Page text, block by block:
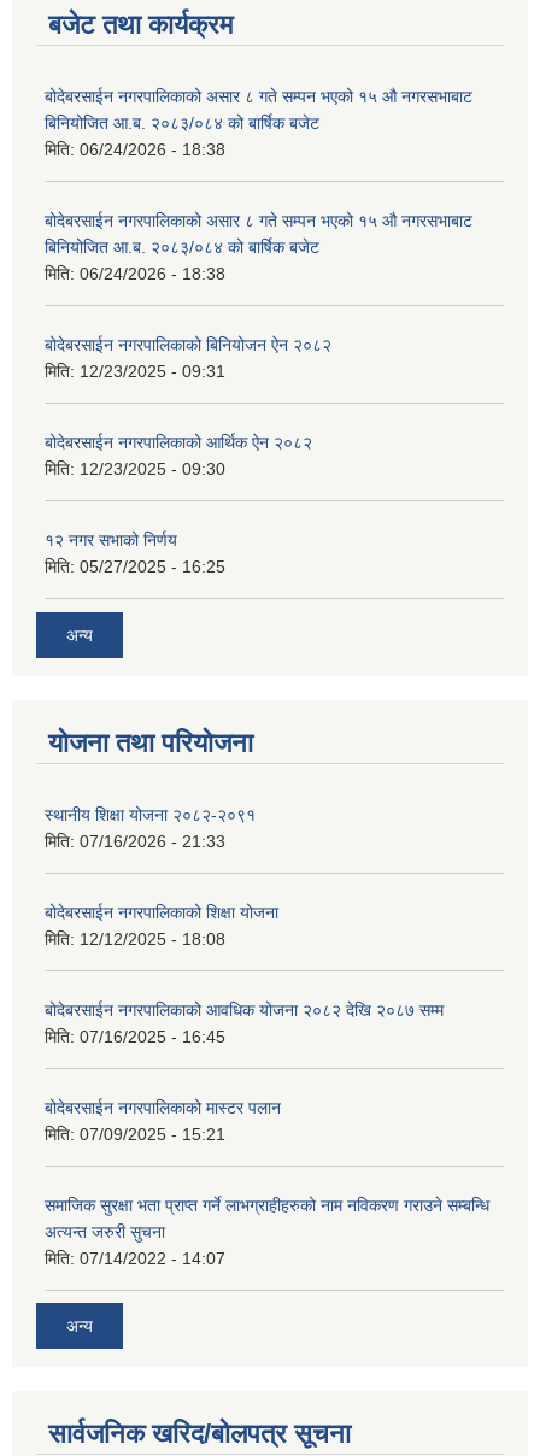
बजेट तथा कार्यक्रम
बोदेबरसाईन नगरपालिकाको असार ८ गते सम्पन भएको १५ ‍‍‍औ नगरसभाबाट
बिनियोजित आ.ब. २०८३/०८४ को बार्षिक बजेट
मिति: 06/24/2026 - 18:38
बोदेबरसाईन नगरपालिकाको असार ८ गते सम्पन भएको १५ ‍‍‍औ नगरसभाबाट
बिनियोजित आ.ब. २०८३/०८४ को बार्षिक बजेट
मिति: 06/24/2026 - 18:38
बोदेबरसाईन नगरपालिकाको बिनियोजन ऐन २०८२
मिति: 12/23/2025 - 09:31
बोदेबरसाईन नगरपालिकाको आर्थिक ऐन २०८२
मिति: 12/23/2025 - 09:30
१२ नगर सभाको निर्णय
मिति: 05/27/2025 - 16:25
अन्य
योजना तथा परियोजना
स्थानीय शिक्षा योजना २०८२-२०९१
मिति: 07/16/2026 - 21:33
बोदेबरसाईन नगरपालिकाको शिक्षा योजना
मिति: 12/12/2025 - 18:08
बोदेबरसाईन नगरपालिकाको आवधिक योजना २०८२ देखि २०८७ सम्म
मिति: 07/16/2025 - 16:45
बोदेबरसाईन नगरपालिकाको मास्टर पलान
मिति: 07/09/2025 - 15:21
समाजिक सुरक्षा भता प्राप्त गर्ने लाभग्राहीहरुको नाम नविकरण गराउने सम्बन्धि
अत्यन्त जरुरी सुचना
मिति: 07/14/2022 - 14:07
अन्य
सार्वजनिक खरिद/बोलपत्र सूचना